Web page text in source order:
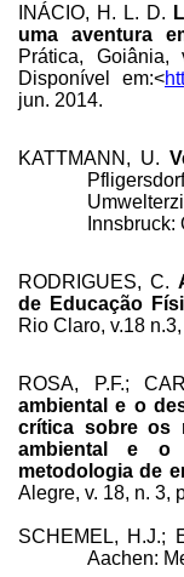
INÁCIO, H. L. D.
uma aventura
Prática,
Goiânia,
Disponível em:<
jun. 2014.
KATTMANN, U.
RODRIGUES, C.
de Educação
Rio Claro, v.18
ROSA, P.F.;
ambiental e o
crítica sobre os
ambiental e o
metodologia de
Alegre, v. 18, n. 3,
SCHEMEL, H.J.;
Aachen: